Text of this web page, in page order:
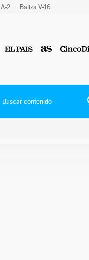
A-2 Baliza V-16